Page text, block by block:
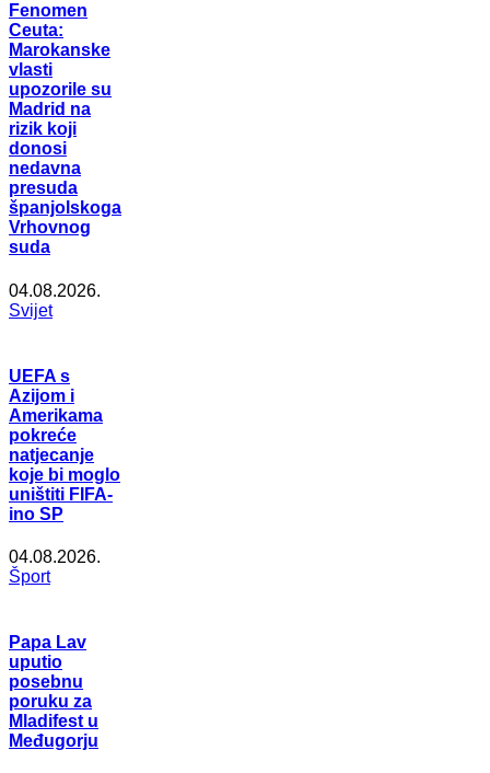
Fenomen
Ceuta:
Marokanske
vlasti
upozorile su
Madrid na
rizik koji
donosi
nedavna
presuda
španjolskoga
Vrhovnog
suda
04.08.2026.
Svijet
UEFA s
Azijom i
Amerikama
pokreće
natjecanje
koje bi moglo
uništiti FIFA-
ino SP
04.08.2026.
Šport
Papa Lav
uputio
posebnu
poruku za
Mladifest u
Međugorju